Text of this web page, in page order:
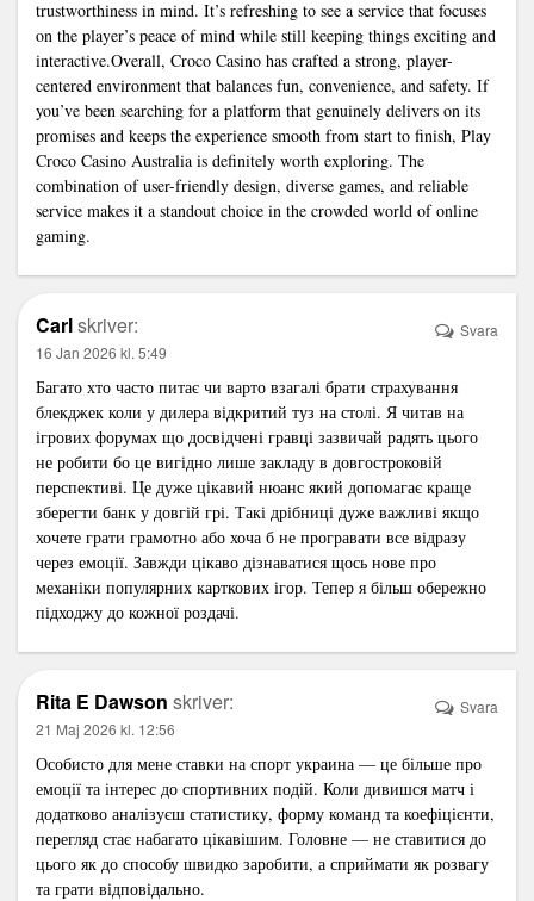
trustworthiness in mind. It’s refreshing to see a service that focuses
on the player’s peace of mind while still keeping things exciting and
interactive.Overall, Croco Casino has crafted a strong, player-
centered environment that balances fun, convenience, and safety. If
you’ve been searching for a platform that genuinely delivers on its
promises and keeps the experience smooth from start to finish, Play
Croco Casino Australia is definitely worth exploring. The
combination of user-friendly design, diverse games, and reliable
service makes it a standout choice in the crowded world of online
gaming.
Carlskriver:
16 Jan 2026 kl. 5:49
Багато хто часто питає чи варто взагалі брати страхування
блекджек коли у дилера відкритий туз на столі. Я читав на
ігрових форумах що досвідчені гравці зазвичай радять цього
не робити бо це вигідно лише закладу в довгостроковій
перспективі. Це дуже цікавий нюанс який допомагає краще
зберегти банк у довгій грі. Такі дрібниці дуже важливі якщо
хочете грати грамотно або хоча б не програвати все відразу
через емоції. Завжди цікаво дізнаватися щось нове про
механіки популярних карткових ігор. Тепер я більш обережно
підходжу до кожної роздачі.
Svara
Rita E Dawson skriver:
21 Maj 2026 kl. 12:56
Особисто для мене ставки на спорт украина — це більше про
емоції та інтерес до спортивних подій. Коли дивишся матч і
додатково аналізуєш статистику, форму команд та коефіцієнти,
перегляд стає набагато цікавішим. Головне — не ставитися до
цього як до способу швидко заробити, а сприймати як розвагу
та грати відповідально.
Svara